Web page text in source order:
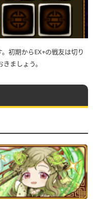
初期からEX+の戦友は切り
ましょう。